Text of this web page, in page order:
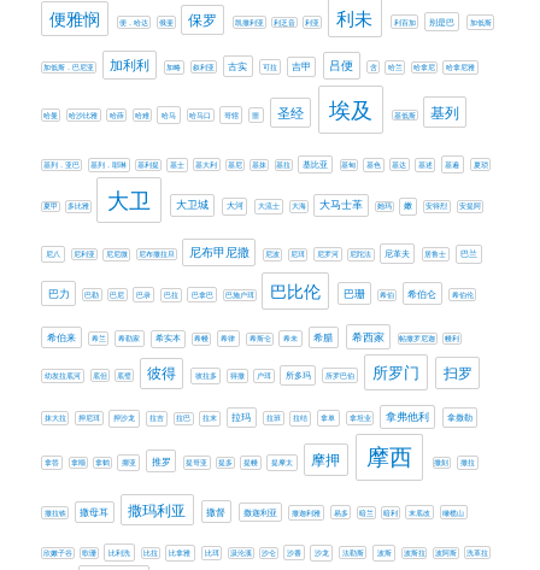
便雅悯 便．哈达 俄斐 保罗 凯撒利亚 利乏音 利亚 利未 利百加 别是巴 加低斯
加低斯．巴尼亚 加利利 加略 叙利亚 古实 可拉 吉甲 吕便 含 哈兰 哈拿尼 哈拿尼雅
哈曼 哈沙比雅 哈薛 哈难 哈马 哈马口 哥辖 噩 圣经 埃及 基低斯 基列
基列．亚巴 基列．耶琳 基利提 基士 基大利 基尼 基抹 基拉 基比亚 基甸 基色 基达 基述 基遍 夏琐
夏甲 多比雅 大卫 大卫城 大河 大流士 大海 大马士革 她玛 嫩 安得烈 安提阿
尼八 尼利亚 尼尼微 尼布撒拉旦 尼布甲尼撒 尼波 尼珥 尼罗河 尼陀法 尼革夫 居鲁士 巴兰
巴力 巴勒 巴尼 巴录 巴拉 巴拿巴 巴施户珥 巴比伦 巴珊 希伯 希伯仑 希伯伦
希伯来 希兰 希勒家 希实本 希幔 希律 希斯仑 希未 希腊 希西家 帖撒罗尼迦 幔利
幼发拉底河 底但 底璧 彼得 彼拉多 得撒 户珥 所多玛 所罗巴伯 所罗门 扫罗
抹大拉 押尼珥 押沙龙 拉吉 拉巴 拉末 拉玛 拉班 拉结 拿单 拿坦业 拿弗他利 拿撒勒
拿答 拿顺 拿鹤 挪亚 推罗 提哥亚 提多 提幔 提摩太 摩押 摩西 撒刻 撒拉
撒拉铁 撒母耳 撒玛利亚 撒督 撒迦利亚 撒迦利雅 易多 暗兰 暗利 末底改 橄榄山
欣嫩子谷 歌珊 比利洗 比拉 比拿雅 比珥 汲沦溪 沙仑 沙番 沙龙 法勒斯 波斯 波斯拉 波阿斯 洗革拉